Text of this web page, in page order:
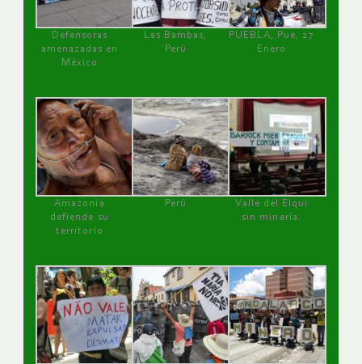
Defensoras
amenazadas en
México
Las Bambas,
Perú
PUEBLA, Pue, 27
Enero
Amazonía
defiende su
territorio
Perú
Valle del Elqui
sin minería.